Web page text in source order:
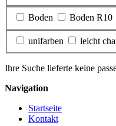
Boden Boden R10
unifarben leicht
Ihre Suche lieferte keine
Navigation
Startseite
Kontakt